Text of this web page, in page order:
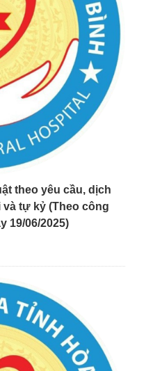
theo yêu cầu, dịch
tự kỷ (Theo công
19/06/2025)